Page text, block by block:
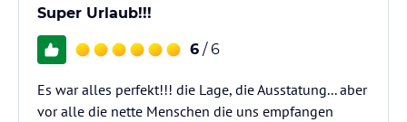
Super Urlaub!!!
6 / 6
Es war alles perfekt!!! die Lage, die Ausstatung... aber
vor alle die nette Menschen die uns empfangen